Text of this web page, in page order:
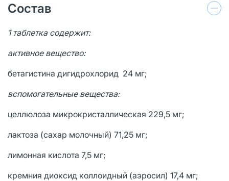
Состав
1 таблетка содержит:
активное вещество:
бетагистина дигидрохлорид 24 мг;
вспомогательные вещества:
целлюлоза микрокристаллическая 229,5 мг;
лактоза (сахар молочный) 71,25 мг;
лимонная кислота 7,5 мг;
кремния диоксид коллоидный (аэросил) 17,4 мг;